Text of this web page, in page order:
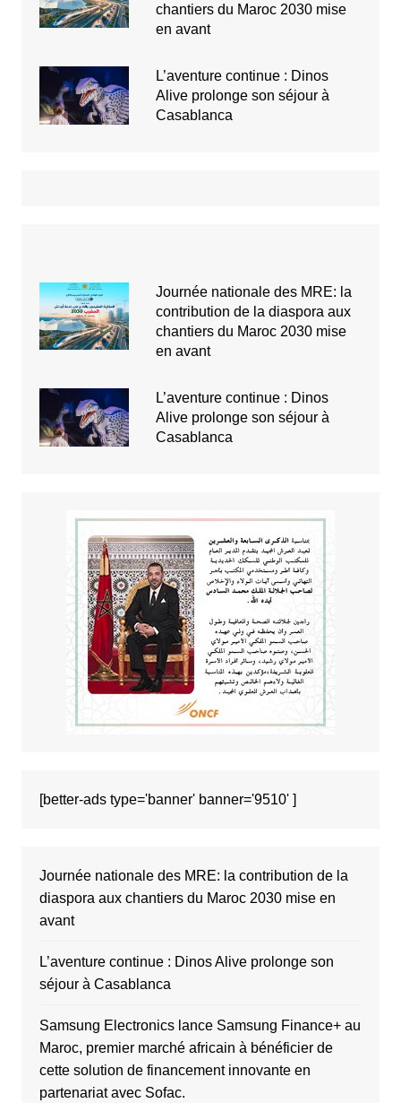
chantiers du Maroc 2030 mise
en avant
L’aventure continue : Dinos
Alive prolonge son séjour à
Casablanca
Journée nationale des MRE: la
contribution de la diaspora aux
chantiers du Maroc 2030 mise
en avant
L’aventure continue : Dinos
Alive prolonge son séjour à
Casablanca
[better-ads type='banner' banner='9510' ]
Journée nationale des MRE: la contribution de la
diaspora aux chantiers du Maroc 2030 mise en
avant
L’aventure continue : Dinos Alive prolonge son
séjour à Casablanca
Samsung Electronics lance Samsung Finance+ au
Maroc, premier marché africain à bénéficier de
cette solution de financement innovante en
partenariat avec Sofac.